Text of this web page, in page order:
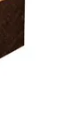
is het reukloos,
water te plaatsen.
hout niet